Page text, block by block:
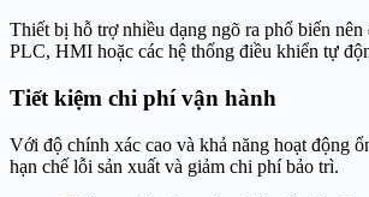
Thiết bị hỗ trợ nhiều dạng ngõ ra phổ biến
PLC, HMI hoặc các hệ thống điều khiển tự
Tiết kiệm chi phí vận hành
Với độ chính xác cao và khả năng hoạt động
hạn chế lỗi sản xuất và giảm chi phí bảo trì.